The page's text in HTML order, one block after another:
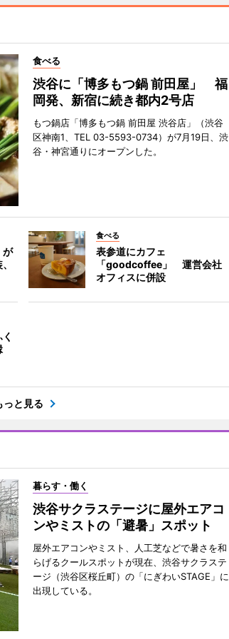
食べる
渋谷に「博多もつ鍋 前田屋」 福
岡発、新宿に続き都内2号店
もつ鍋店「博多もつ鍋 前田屋 渋谷店」（渋谷
区神南1、TEL 03-5593-0734）が7月19日、渋
谷・神宮通りにオープンした。
が
食べる
表参道にカフェ
「goodcoffee」 運営会社
オフィスに併設
っと見る
暮らす・働く
渋谷サクラステージに屋外エアコ
ンやミストの「避暑」スポット
屋外エアコンやミスト、人工芝などで暑さを和
らげるクールスポットが現在、渋谷サクラステ
ージ（渋谷区桜丘町）の「にぎわいSTAGE」に
出現している。